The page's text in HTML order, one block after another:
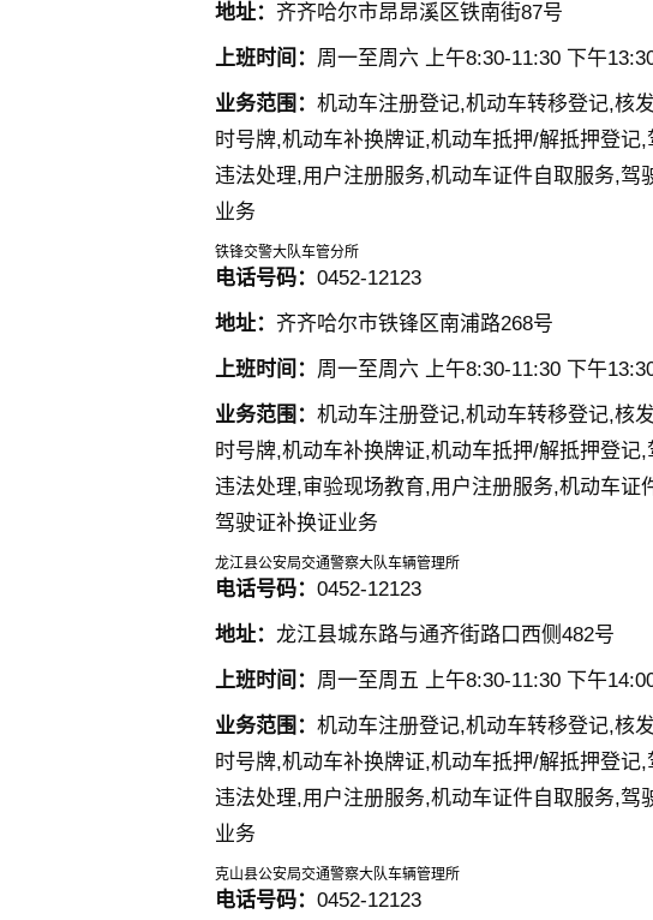
地址： 齐齐哈尔市昂昂溪区铁南街87号
上班时间： 周一至周六 上午8:30-11:30 下午
业务范围： 机动车注册登记,机动车转移登记,核
时号牌,机动车补换牌证,机动车抵押/解抵押登记
违法处理,用户注册服务,机动车证件自取服务,驾
业务
铁锋交警大队车管分所
电话号码： 0452-12123
地址： 齐齐哈尔市铁锋区南浦路268号
上班时间： 周一至周六 上午8:30-11:30 下午
业务范围： 机动车注册登记,机动车转移登记,核
时号牌,机动车补换牌证,机动车抵押/解抵押登记
违法处理,审验现场教育,用户注册服务,机动车证
驾驶证补换证业务
龙江县公安局交通警察大队车辆管理所
电话号码： 0452-12123
地址： 龙江县城东路与通齐街路口西侧482号
上班时间： 周一至周五 上午8:30-11:30 下午
业务范围： 机动车注册登记,机动车转移登记,核
时号牌,机动车补换牌证,机动车抵押/解抵押登记
违法处理,用户注册服务,机动车证件自取服务,驾
业务
克山县公安局交通警察大队车辆管理所
电话号码： 0452-12123